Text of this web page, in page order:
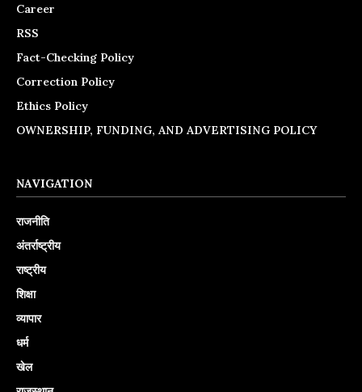
Career
RSS
Fact-Checking Policy
Correction Policy
Ethics Policy
OWNERSHIP, FUNDING, AND ADVERTISING POLICY
NAVIGATION
राजनीति
अंतर्राष्ट्रीय
राष्ट्रीय
शिक्षा
व्यापार
धर्म
खेल